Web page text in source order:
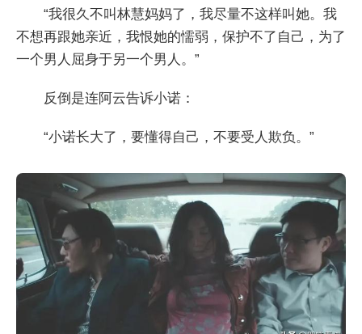
“我很久不叫林慧妈妈了，我尽量不这样叫她。我
不想再跟她亲近，我恨她的懦弱，保护不了自己，为了
一个男人屈身于另一个男人。”
反倒是连阿云告诉小诺：
“小诺长大了，要懂得自己，不要受人欺负。”